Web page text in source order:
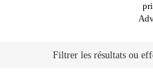
Explorez notre sélection de
Filtrer les résultats ou